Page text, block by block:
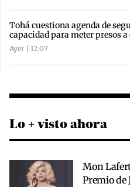
Tohá cuestiona agenda de
capacidad para meter presos
Ayer | 12:07
Lo + visto ahora
Mon
Premio de